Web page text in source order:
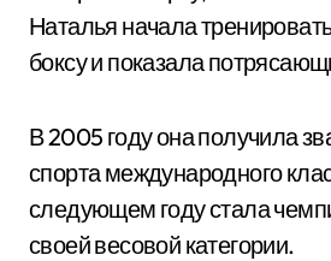
Наталья начала
боксу и показала
В 2005 году она получила
спорта международного
следующем году стала
своей весовой категории.